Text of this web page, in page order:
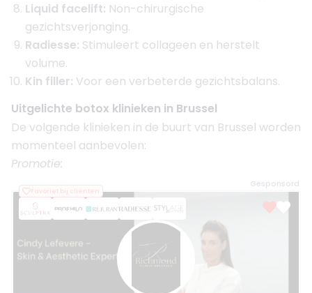
Liquid facelift: Non-chirurgische
gezichtsverjonging.
Radiesse: Stimuleert collageen en herstelt
volume.
Kin filler: Voor een verbeterde gezichtsbalans.
Uitgelichte botox klinieken in Brussel
De volgende klinieken in de buurt van Brussel worden
momenteel aanbevolen:
Promotie:
Gesponsord
Favoriet bij cliënten